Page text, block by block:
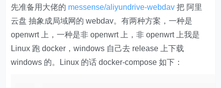
先准备用大佬的 messense/aliyundrive-webdav 把 阿里
云盘 抽象成局域网的 webdav。有两种方案，一种是
openwrt 上，一种是非 openwrt 上，非 openwrt 上我是
Linux 跑 docker，windows 自己去 release 上下载
windows 的。Linux 的话 docker-compose 如下：